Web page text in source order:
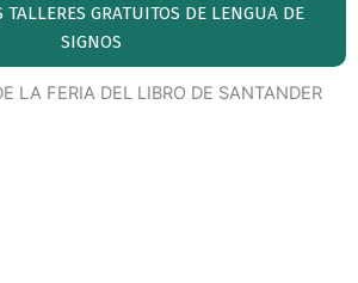
TALLERES GRATUITOS DE LENGUA DE
SIGNOS